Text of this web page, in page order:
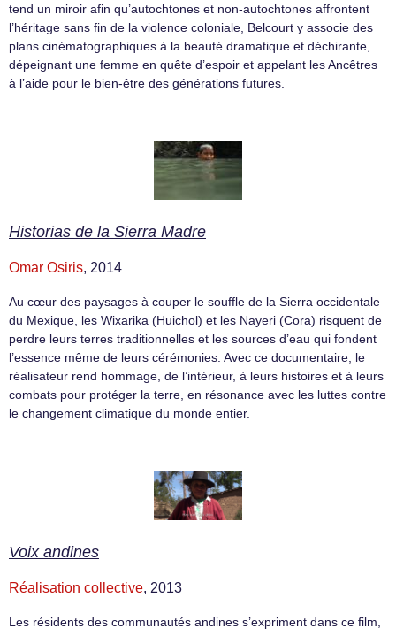
tend un miroir afin qu’autochtones et non-autochtones affrontent
l’héritage sans fin de la violence coloniale, Belcourt y associe des
plans cinématographiques à la beauté dramatique et déchirante,
dépeignant une femme en quête d’espoir et appelant les Ancêtres
à l’aide pour le bien-être des générations futures.
Historias de la Sierra Madre
Omar Osiris, 2014
Au cœur des paysages à couper le souffle de la Sierra occidentale
du Mexique, les Wixarika (Huichol) et les Nayeri (Cora) risquent de
perdre leurs terres traditionnelles et les sources d’eau qui fondent
l’essence même de leurs cérémonies. Avec ce documentaire, le
réalisateur rend hommage, de l’intérieur, à leurs histoires et à leurs
combats pour protéger la terre, en résonance avec les luttes contre
le changement climatique du monde entier.
Voix andines
Réalisation collective, 2013
Les résidents des communautés andines s’expriment dans ce film,